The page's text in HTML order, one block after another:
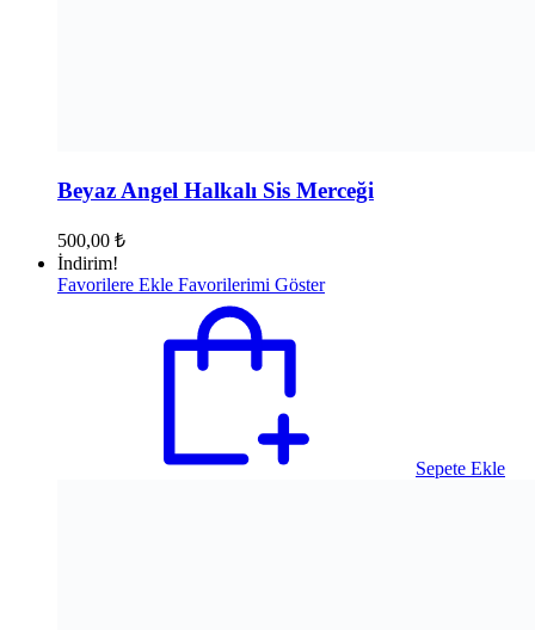
Beyaz Angel Halkalı Sis Merceği
500,00 ₺
İndirim!
Favorilere Ekle Favorilerimi Göster
Sepete Ekle